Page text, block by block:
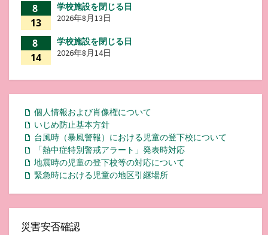
8
13
学校施設を閉じる日
2026年8月13日
8
14
学校施設を閉じる日
2026年8月14日
個人情報および肖像権について
いじめ防止基本方針
台風時（暴風警報）における児童の登下校について
「熱中症特別警戒アラート」発表時対応
地震時の児童の登下校等の対応について
緊急時における児童の地区引継場所
災害安否確認